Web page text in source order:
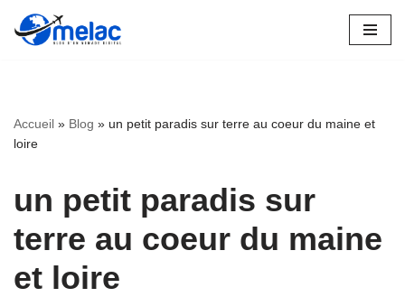
Aller
Accueil » Blog » un petit paradis sur terre au coeur du maine et
loire
un petit paradis sur
terre au coeur du maine
et loire